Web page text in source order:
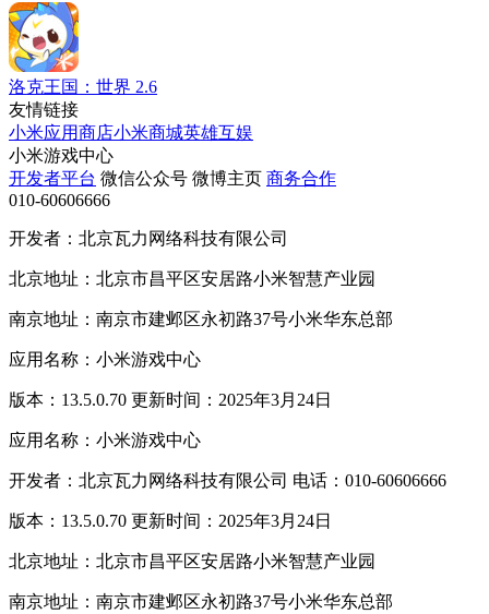
洛克王国：世界 2.6
友情链接
小米应用商店小米商城英雄互娱
小米游戏中心
开发者平台 微信公众号 微博主页 商务合作
010-60606666
开发者：北京瓦力网络科技有限公司
北京地址：北京市昌平区安居路小米智慧产业园
南京地址：南京市建邺区永初路37号小米华东总部
应用名称：小米游戏中心
版本：13.5.0.70 更新时间：2025年3月24日
应用名称：小米游戏中心
开发者：北京瓦力网络科技有限公司 电话：010-60606666
版本：13.5.0.70 更新时间：2025年3月24日
北京地址：北京市昌平区安居路小米智慧产业园
南京地址：南京市建邺区永初路37号小米华东总部